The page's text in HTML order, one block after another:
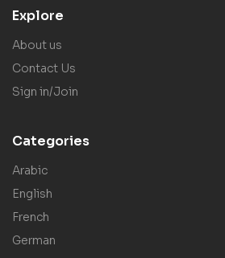
Explore
About us
Contact Us
Sign in/Join
Categories
Arabic
English
French
German